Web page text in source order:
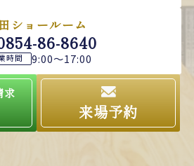
ショールーム
86-8640
時間 9:00～17:00
求
来場予約